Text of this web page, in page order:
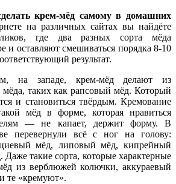
крем-мёд самому в домашних
на различных сайтах вы найдёте
где два разных сорта мёда
и оставляют смешиваться порядка 8-10
результат.
на западе, крем-мёд делают из
мёда, таких как рапсовый мёд. Который
и становиться твёрдым. Кремование
мёд в форме, которая нравиться
— не капает, держит форму. В
перевернули всё с ног на голову:
мёд, липовый мёд, кипрейный
такие сорта, которые характерные
из верблюжей колючки, аккураевый
те «кремуют».